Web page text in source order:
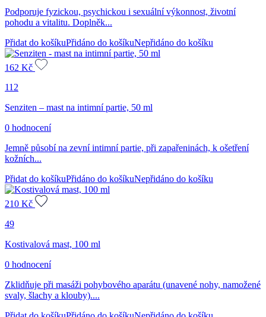
Podporuje fyzickou, psychickou i sexuální výkonnost, životní
pohodu a vitalitu. Doplněk...
Přidat do košíkuPřidáno do košíkuNepřidáno do košíku
162 Kč
112
Senziten – mast na intimní partie, 50 ml
0 hodnocení
Jemně působí na zevní intimní partie, při zapařeninách, k ošetření
kožních...
Přidat do košíkuPřidáno do košíkuNepřidáno do košíku
210 Kč
49
Kostivalová mast, 100 ml
0 hodnocení
Zklidňuje při masáži pohybového aparátu (unavené nohy, namožené
svaly, šlachy a klouby)....